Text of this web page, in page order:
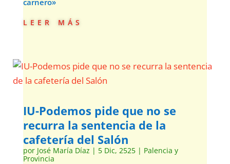
carnero»
leer más
IU-Podemos pide que no se
recurra la sentencia de la
cafetería del Salón
por José María Díaz | 5 Dic, 2525| Palencia y
Provincia